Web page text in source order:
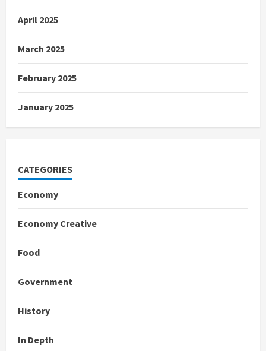
April 2025
March 2025
February 2025
January 2025
CATEGORIES
Economy
Economy Creative
Food
Government
History
In Depth